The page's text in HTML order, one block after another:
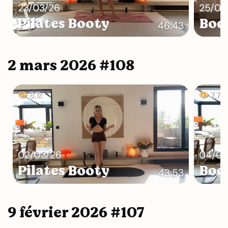
23/03/26
Pilates Booty 46:43
25/
2 mars 2026 #108
02/03/26
Pilates Booty 43:53
8.1k
04/
7.7k
9 février 2026 #107